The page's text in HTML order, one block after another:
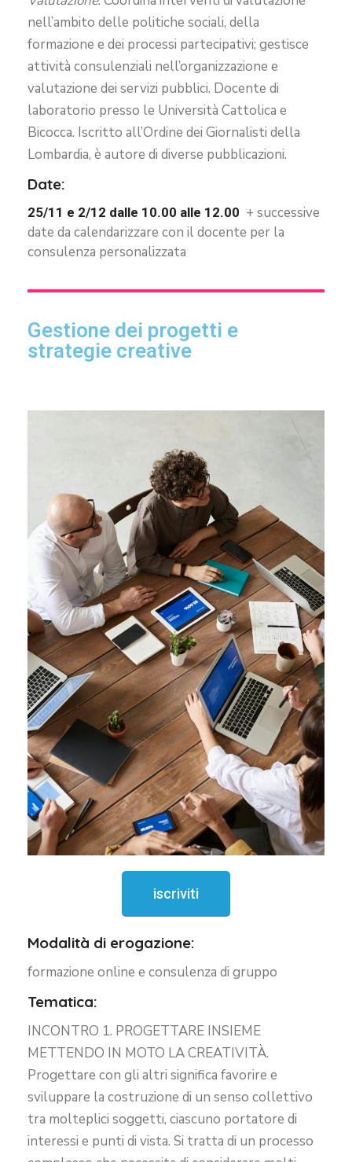
nell’ambito delle politiche sociali, della
formazione e dei processi partecipativi; gestisce
attività consulenziali nell’organizzazione e
valutazione dei servizi pubblici. Docente di
laboratorio presso le Università Cattolica e
Bicocca. Iscritto all’Ordine dei Giornalisti della
Lombardia, è autore di diverse pubblicazioni.
Date:
25/11 e 2/12 dalle 10.00 alle 12.00 + successive
date da calendarizzare con il docente per la
consulenza personalizzata
Gestione dei progetti e
strategie creative
iscriviti
Modalità di erogazione:
formazione online e consulenza di gruppo
Tematica:
INCONTRO 1. PROGETTARE INSIEME
METTENDO IN MOTO LA CREATIVITÀ.
Progettare con gli altri significa favorire e
sviluppare la costruzione di un senso collettivo
tra molteplici soggetti, ciascuno portatore di
interessi e punti di vista. Si tratta di un processo